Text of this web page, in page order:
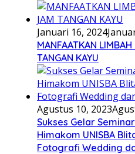
Januari 16, 2024
MANFAATKAN
TANGAN KAYU
Agustus 10, 2023
Sukses Gelar
Himakom UNISBA
Fotografi Wedding